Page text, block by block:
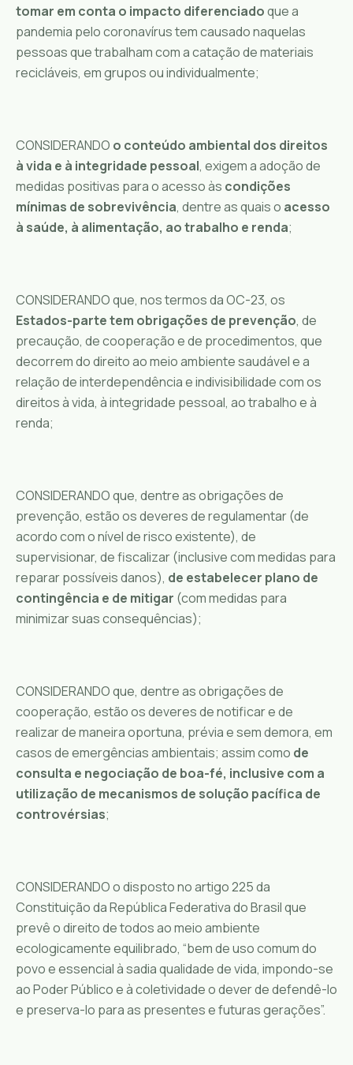
tomar em conta o impacto diferenciadoque a
pandemia pelo coronavírus tem causado naquelas
pessoas que trabalham com a catação de materiais
recicláveis, em grupos ou individualmente;
CONSIDERANDO o conteúdo ambiental dos direitos
à vida e à integridade pessoal, exigem a adoção de
medidas positivas para o acesso às condições
mínimas de sobrevivência, dentre as quais o acesso
à saúde, à alimentação, ao trabalho e renda;
CONSIDERANDO que, nos termos da OC-23, os
Estados-parte tem obrigações de prevenção, de
precaução, de cooperação e de procedimentos, que
decorrem do direito ao meio ambiente saudável e a
relação de interdependência e indivisibilidade com os
direitos à vida, à integridade pessoal, ao trabalho e à
renda;
CONSIDERANDO que, dentre as obrigações de
prevenção, estão os deveres de regulamentar (de
acordo com o nível de risco existente), de
supervisionar, de fiscalizar (inclusive com medidas para
reparar possíveis danos), de estabelecer plano de
contingência e de mitigar (com medidas para
minimizar suas consequências);
CONSIDERANDO que, dentre as obrigações de
cooperação, estão os deveres de notificar e de
realizar de maneira oportuna, prévia e sem demora, em
casos de emergências ambientais; assim como de
consulta e negociação de boa-fé, inclusive com a
utilização de mecanismos de solução pacífica de
controvérsias;
CONSIDERANDO o disposto no artigo 225 da
Constituição da República Federativa do Brasil que
prevê o direito de todos ao meio ambiente
ecologicamente equilibrado, “bem de uso comum do
povo e essencial à sadia qualidade de vida, impondo-se
ao Poder Público e à coletividade o dever de defendê-lo
e preserva-lo para as presentes e futuras gerações”.